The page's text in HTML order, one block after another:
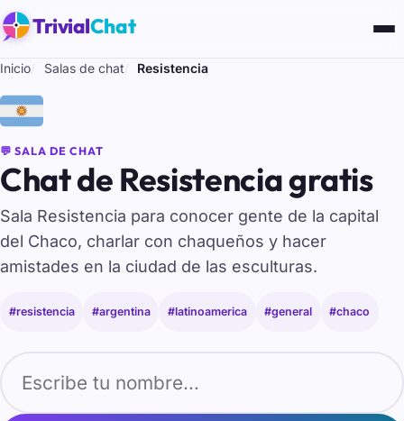
TrivialChat
Inicio Salas de chat Resistencia
🇦🇷
💬 SALA DE CHAT
Chat de Resistencia gratis
Sala Resistencia para conocer gente de la capital
del Chaco, charlar con chaqueños y hacer
amistades en la ciudad de las esculturas.
#resistencia #argentina #latinoamerica #general #chaco